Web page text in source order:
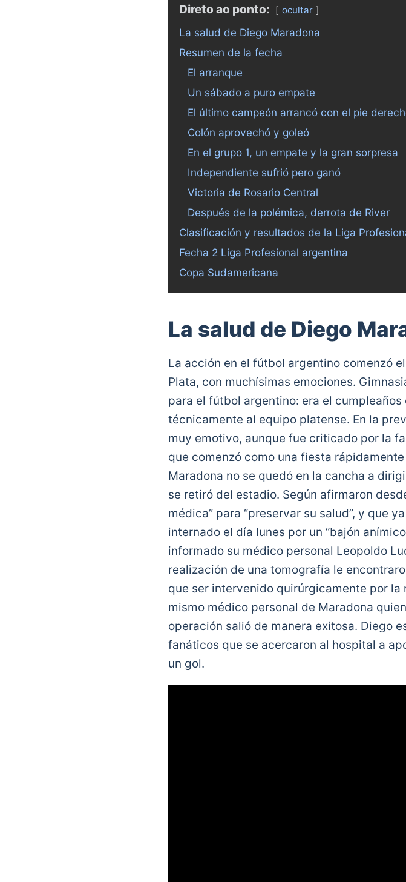
Direto ao ponto: ocultar
La salud de Diego Maradona
Resumen de la fecha
El arranque
Un sábado a puro empate
El último campeón arrancó con el pie
Colón aprovechó y goleó
En el grupo 1, un empate y la gran sorpresa
Independiente sufrió pero ganó
Victoria de Rosario Central
Después de la polémica, derrota de River
Clasificación y resultados de la Liga
Fecha 2 Liga Profesional argentina
Copa Sudamericana
La salud de Diego
La acción en el fútbol argentino comenzó
Plata, con muchísimas emociones.
para el fútbol argentino: era el
técnicamente al equipo platense. En la
muy emotivo, aunque fue criticado por la
que comenzó como una fiesta
Maradona no se quedó en la cancha a
se retiró del estadio. Según afirmaron
médica” para “preservar su salud”, y que
internado el día lunes por un “bajón
informado su médico personal Leopoldo
realización de una tomografía le
que ser intervenido quirúrgicamente por la
mismo médico personal de Maradona
operación salió de manera exitosa. Diego
fanáticos que se acercaron al hospital a
un gol.